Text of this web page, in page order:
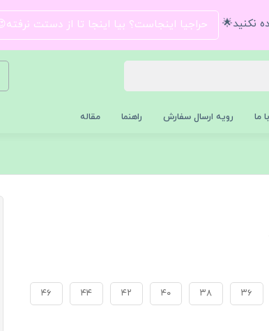
نکنید🌟 حراجیا اینجاست؟ بیا اینجا تا از دستت
ما رویه ارسال سفارش راهنما مقاله
٣٦ ٣٨ ٤٠ ٤٢ ٤٤ ٤٦